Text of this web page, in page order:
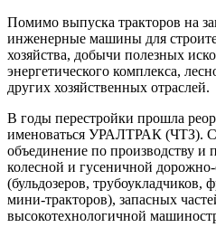
Помимо выпуска тракторов на
инженерные машины для
хозяйства, добычи полезных
энергетического комплекса,
других хозяйственных отраслей.
В годы перестройки прошла
именоваться УРАЛТРАК (ЧТЗ).
объединение по производству
колесной и гусеничной
(бульдозеров, трубоукладчиков,
мини-тракторов), запасных
высокотехнологичной